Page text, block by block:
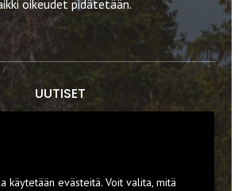
oikeudet pidätetään.
UUTISET
käytetään evästeitä. Voit valita, mitä